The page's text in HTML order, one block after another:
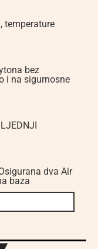
temperature
bez
i na sigurnosne
dva Air
baza